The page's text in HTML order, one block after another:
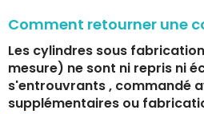
Comment retourner une
Les cylindres sous
mesure) ne sont ni repris ni
s'entrouvrants , commandé
supplémentaires ou